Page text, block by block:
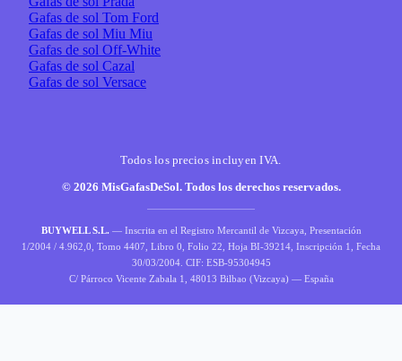
Gafas de sol Tom Ford
Gafas de sol Miu Miu
Gafas de sol Off-White
Gafas de sol Cazal
Gafas de sol Versace
Todos los precios incluyen IVA.
© 2026 MisGafasDeSol. Todos los derechos reservados.
BUYWELL S.L. — Inscrita en el Registro Mercantil de Vizcaya, Presentación
1/2004 / 4.962,0, Tomo 4407, Libro 0, Folio 22, Hoja BI-39214, Inscripción 1, Fecha
30/03/2004. CIF: ESB-95304945
C/ Párroco Vicente Zabala 1, 48013 Bilbao (Vizcaya) — España